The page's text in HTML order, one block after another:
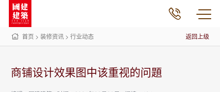
首页 >装修资讯 >行业动态 返回上级
商铺设计效果图中该重视的问題